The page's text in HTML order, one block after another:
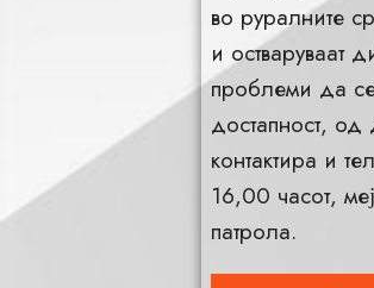
во руралните
и остваруваат
проблеми да
достапност,
контактира и
16,00 часот,
патрола.